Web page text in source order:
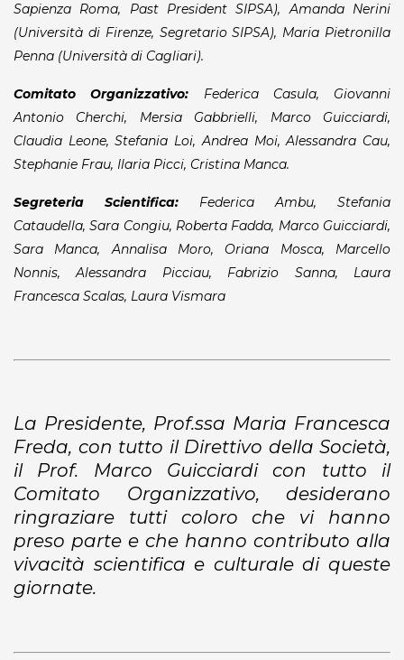
Sapienza Roma,
Past President SIPSA), Amanda Nerini
(Università di Firenze, Segretario SIPSA), Maria Pietronilla
Penna (Università di Cagliari).
Comitato Organizzativo: Federica Casula, Giovanni
Antonio Cherchi, Mersia Gabbrielli, Marco Guicciardi,
Claudia Leone, Stefania Loi, Andrea Moi, Alessandra Cau,
Stephanie Frau, Ilaria Picci, Cristina Manca.
Segreteria Scientifica:
Federica Ambu, Stefania
Cataudella, Sara Congiu, Roberta Fadda, Marco Guicciardi,
Sara Manca, Annalisa Moro, Oriana Mosca, Marcello
Nonnis, Alessandra Picciau, Fabrizio Sanna, Laura
Francesca Scalas, Laura Vismara
La Presidente, Prof.ssa Maria Francesca
Freda, con tutto il Direttivo della Società,
il Prof. Marco Guicciardi con tutto il
Comitato Organizzativo, desiderano
ringraziare tutti coloro che vi hanno
preso parte e che hanno contributo alla
vivacità scientifica e culturale di queste
giornate.